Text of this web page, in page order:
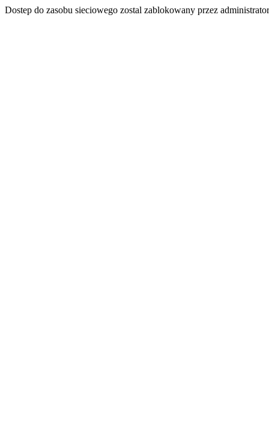
Dostep do zasobu sieciowego zostal zablokowany przez